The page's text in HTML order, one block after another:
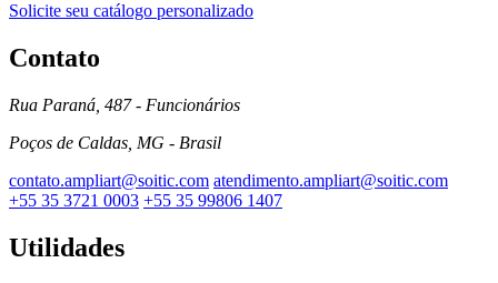
Solicite seu catálogo personalizado
Contato
Rua Paraná, 487 - Funcionários
Poços de Caldas, MG - Brasil
contato.ampliart@soitic.com atendimento.ampliart@soitic.com
+55 35 3721 0003 +55 35 99806 1407
Utilidades